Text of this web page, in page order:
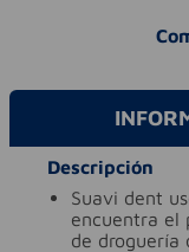
Descripción
suavi dent uso productos orales especializados.
encuentra el
de droguería